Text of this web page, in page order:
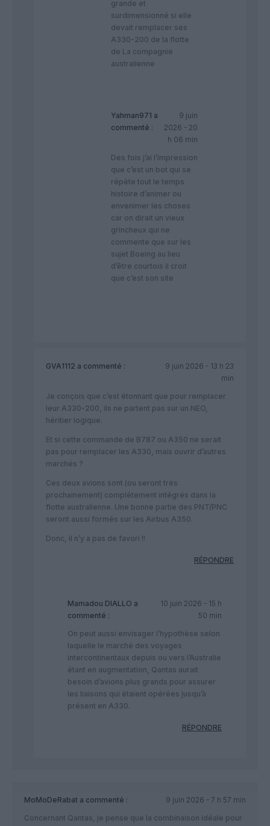
grande et
surdimensionné si elle
devait remplacer ses
A330-200 de la flotte
de La compagnie
australienne
Yahman971 a
commenté :
9 juin
2026 - 20
h 06 min
Des fois j’ai l’impression
que c’est un bot qui se
répète tout le temps
histoire d’animer ou
envenimer les choses
car on dirait un vieux
grincheux qui ne
commente que sur les
sujet Boeing au lieu
d’être courtois il croit
que c’est son site
GVA1112 a commenté :
9 juin 2026 - 13 h 23
min
Je conçois que c’est étonnant que pour remplacer
leur A330-200, ils ne partent pas sur un NEO,
héritier logique.
Et si cette commande de B787 ou A350 ne serait
pas pour remplacer les A330, mais ouvrir d’autres
marchés ?
Ces deux avions sont (ou seront très
prochainement) complétement intégrés dans la
flotte australienne. Une bonne partie des PNT/PNC
seront aussi formés sur les Airbus A350.
Donc, il n’y a pas de favori !!
RÉPONDRE
Mamadou DIALLO a
commenté :
10 juin 2026 - 15 h
50 min
On peut aussi envisager l’hypothèse selon
laquelle le marché des voyages
intercontinentaux depuis ou vers l’Australie
étant en augmentation, Qantas aurait
besoin d’avions plus grands pour assurer
les liaisons qui étaient opérées jusqu’à
présent en A330.
RÉPONDRE
MoMoDeRabat a commenté :
9 juin 2026 - 7 h 57 min
​Concernant Qantas, je pense que la combinaison idéale pour